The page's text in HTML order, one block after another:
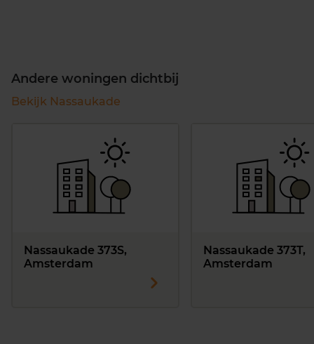
Andere woningen dichtbij
Bekijk Nassaukade
Nassaukade 373S,
Amsterdam
Nassaukade 373T,
Amsterdam